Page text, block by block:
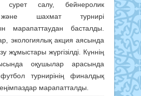
сурет салу, бейнеролик
шахмат турнирі
марапаттаудан басталды.
экологиялық акция аясында
жұмыстары жүргізілді. Күннің
оқушылар арасында
турнирінің финалдық
марапатталды.